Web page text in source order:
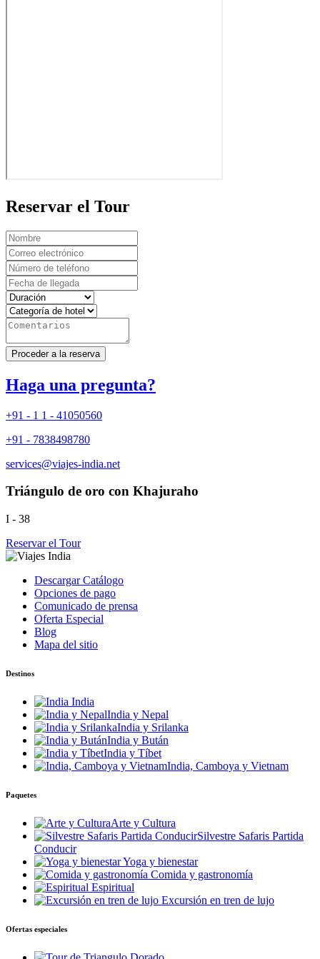
Reservar el Tour
Proceder a la reserva
Haga una pregunta?
+91 - 1 1 - 41050560
+91 - 7838498780
services@viajes-india.net
Triángulo de oro con Khajuraho
I - 38
Reservar el Tour
Descargar Catálogo
Opciones de pago
Comunicado de prensa
Oferta Especial
Blog
Mapa del sitio
Destinos
India
India y Nepal
India y Srilanka
India y Bután
India y Tíbet
India, Camboya y Vietnam
Paquetes
Arte y Cultura
Silvestre Safaris Partida
Conducir
Yoga y bienestar
Comida y gastronomía
Espiritual
Excursión en tren de lujo
Ofertas especiales